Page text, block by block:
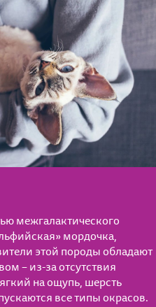
межгалактического
мордочка,
этой породы обладают
– из-за отсутствия
на ощупь, шерсть
все типы окрасов.